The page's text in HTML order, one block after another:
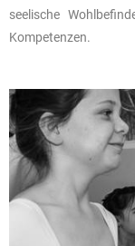
seelische
Kompetenzen.